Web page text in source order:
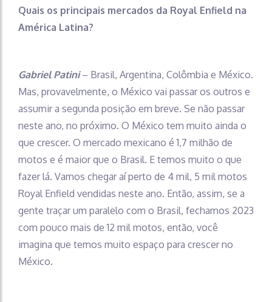
Quais os principais mercados da Royal Enfield na
América Latina?
Gabriel Patini – Brasil, Argentina, Colômbia e México.
Mas, provavelmente, o México vai passar os outros e
assumir a segunda posição em breve. Se não passar
neste ano, no próximo. O México tem muito ainda o
que crescer. O mercado mexicano é 1,7 milhão de
motos e é maior que o Brasil. E temos muito o que
fazer lá. Vamos chegar aí perto de 4 mil, 5 mil motos
Royal Enfield vendidas neste ano. Então, assim, se a
gente traçar um paralelo com o Brasil, fechamos 2023
com pouco mais de 12 mil motos, então, você
imagina que temos muito espaço para crescer no
México.